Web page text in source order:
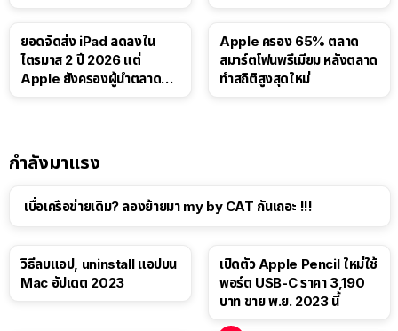
ยอดจัดส่ง iPad ลดลงใน
ไตรมาส 2 ปี 2026 แต่
Apple ยังครองผู้นำตลาด
Apple ครอง 65% ตลาด
สมาร์ตโฟนพรีเมียม หลังตลาด
ทำสถิติสูงสุดใหม่
กำลังมาแรง
เบื่อเครือข่ายเดิม? ลองย้ายมา my by CAT กันเถอะ !!!
วิธีลบแอป, uninstall แอปบน
Mac อัปเดต 2023
เปิดตัว Apple Pencil ใหม่ใช้
พอร์ต USB-C ราคา 3,190
บาท ขาย พ.ย. 2023 นี้